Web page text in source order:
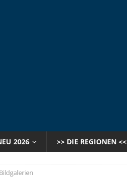
2026 >> DIE REGIONEN <<
Bildgalerien